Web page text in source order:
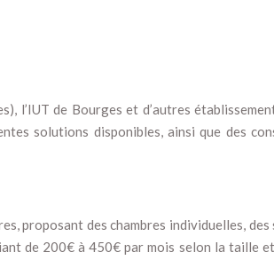
l’IUT de Bourges et d’autres
solutions disponibles, ainsi que des
proposant des chambres individuelles,
de 200€ à 450€ par mois selon la taille